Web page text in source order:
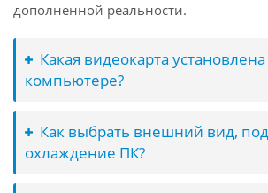
дополненной реальности.
Какая видеокарта
компьютере?
Как выбрать внешний вид,
охлаждение ПК?